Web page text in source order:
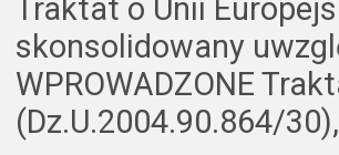
Traktat o Unii
skonsolidowany
WPROWADZONE
(Dz.U.2004.90.864/